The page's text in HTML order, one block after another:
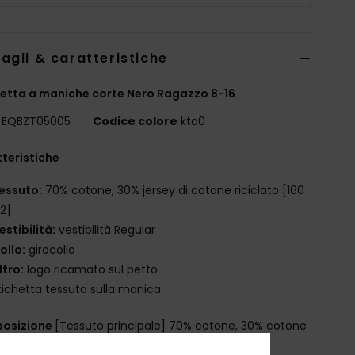
& caratteristiche
a maniche corte Nero Ragazzo 8-16
EQBZT05005 Codice colore kta0
70% cotone, 30% jersey di cotone riciclato [160
vestibilità Regular
girocollo
logo ricamato sul petto
tessuta sulla manica
[Tessuto principale] 70% cotone, 30% cotone